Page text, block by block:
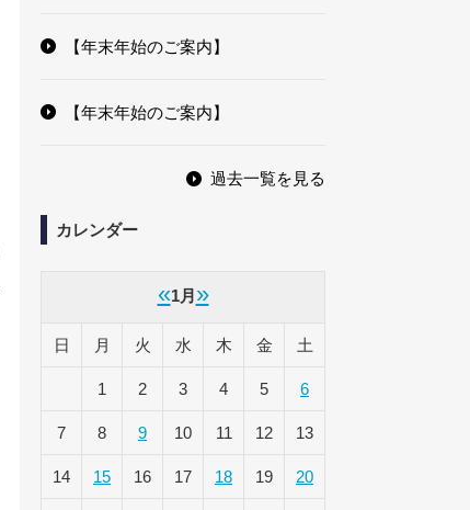
【年末年始のご案内】
【年末年始のご案内】
過去一覧を見る
カレンダー
«1月 »
日 月 火 水 木 金 土
1 2 3 4 5 6
7 8 9 10 11 12 13
14 15 16 17 18 19 20